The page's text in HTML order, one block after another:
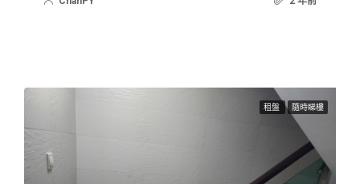
租盤 隨時睇樓